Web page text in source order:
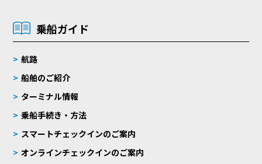
乗船ガイド
航路
船舶のご紹介
ターミナル情報
乗船手続き・方法
スマートチェックインのご案内
オンラインチェックインのご案内